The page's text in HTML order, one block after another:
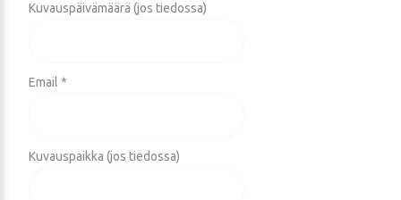
Kuvauspäivämäärä (jos tiedossa)
Email *
Kuvauspaikka (jos tiedossa)